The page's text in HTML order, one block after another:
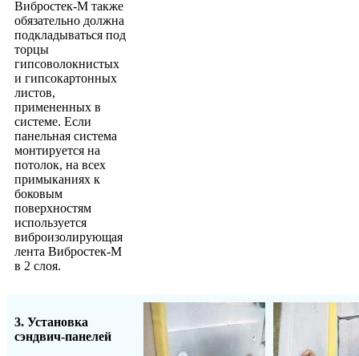
Вибростек-М также
обязательно должна
подкладываться под
торцы
гипсоволокнистых
и гипсокартонных
листов,
примененных в
системе. Если
панельная система
монтируется на
потолок, на всех
примыканиях к
боковым
поверхностям
используется
виброизолирующая
лента Вибростек-М
в 2 слоя.
3. Установка
сэндвич-панелей